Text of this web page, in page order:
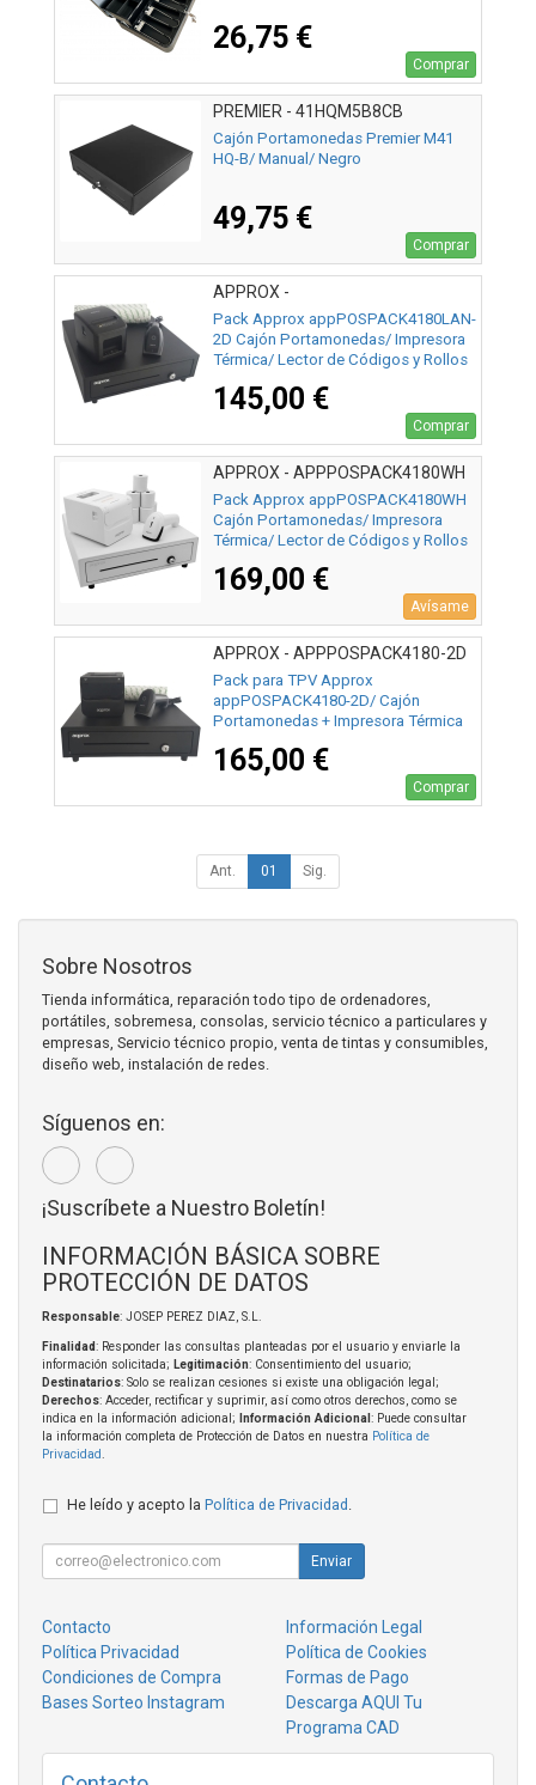
26,75 €
Comprar
PREMIER - 41HQM5B8CB
Cajón Portamonedas Premier M41
HQ-B/ Manual/ Negro
49,75 €
Comprar
APPROX -
APPPOSPACK4180LAN-2D
Pack Approx appPOSPACK4180LAN-
2D Cajón Portamonedas/ Impresora
Térmica/ Lector de Códigos y Rollos
145,00 €
Comprar
APPROX - APPPOSPACK4180WH
Pack Approx appPOSPACK4180WH
Cajón Portamonedas/ Impresora
Térmica/ Lector de Códigos y Rollos
169,00 €
Avísame
APPROX - APPPOSPACK4180-2D
Pack para TPV Approx
appPOSPACK4180-2D/ Cajón
Portamonedas + Impresora Térmica
Rollos Térmicos
165,00 €
Comprar
Ant. 01 Sig.
Sobre Nosotros
Tienda informática, reparación todo tipo de ordenadores,
portátiles, sobremesa, consolas, servicio técnico a particulares y
empresas, Servicio técnico propio, venta de tintas y consumibles,
diseño web, instalación de redes.
Síguenos en:
¡Suscríbete a Nuestro Boletín!
INFORMACIÓN BÁSICA SOBRE
PROTECCIÓN DE DATOS
Responsable: JOSEP PEREZ DIAZ, S.L.
Finalidad: Responder las consultas planteadas por el usuario y enviarle la
información solicitada; Legitimación: Consentimiento del usuario;
Destinatarios: Solo se realizan cesiones si existe una obligación legal;
Derechos: Acceder, rectificar y suprimir, así como otros derechos, como se
indica en la información adicional;
Información Adicional : Puede consultar
la información completa de Protección de Datos en nuestra Política de
Privacidad
He leído y acepto la Política de Privacidad
Enviar
Contacto
Información Legal
Política Privacidad
Política de Cookies
Condiciones de Compra
Formas de Pago
Bases Sorteo Instagram
Descarga AQUI Tu
Programa CAD